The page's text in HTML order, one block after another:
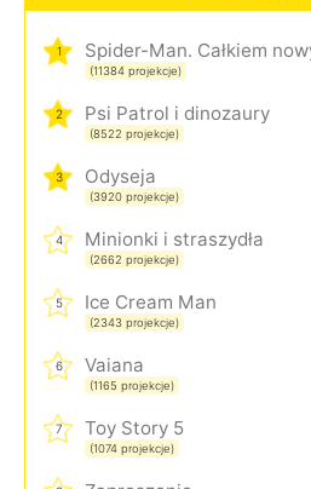
1
(11384 projekcje)
2 Psi Patrol i dinozaury
(8522 projekcje)
3 Odyseja
(3920 projekcje)
4 Minionki i straszydła
(2662 projekcje)
5 Ice Cream Man
(2343 projekcje)
6 Vaiana
(1165 projekcje)
7 Toy Story 5
(1074 projekcje)